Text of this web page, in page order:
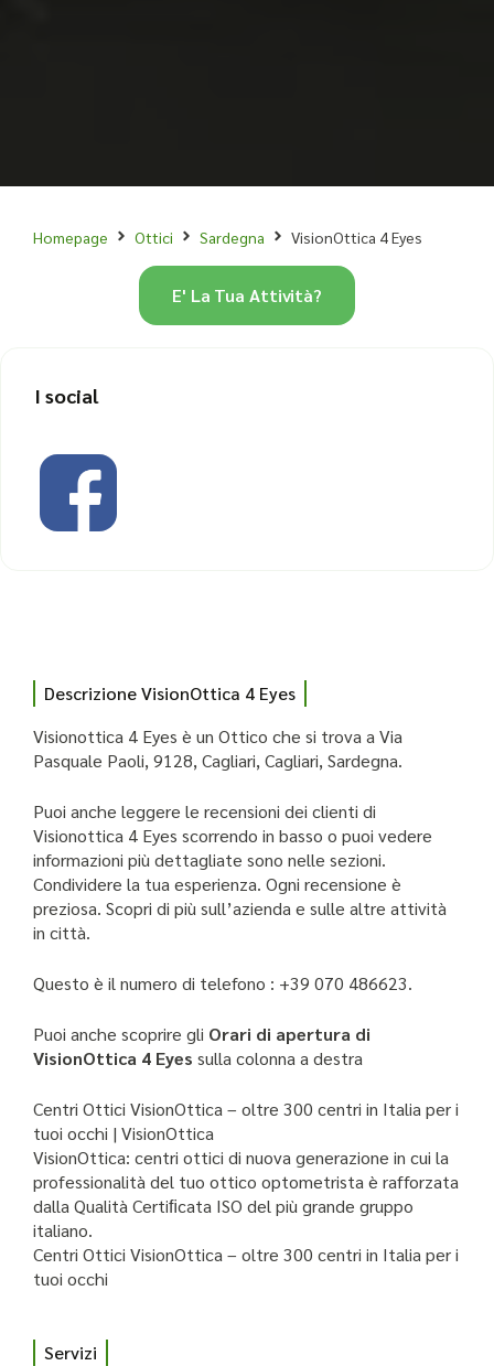
Homepage Ottici Sardegna VisionOttica 4 Eyes
Descrizione VisionOttica 4 Eyes
Visionottica 4 Eyes è un Ottico che si trova a Via
Pasquale Paoli, 9128, Cagliari, Cagliari, Sardegna.
Puoi anche leggere le recensioni dei clienti di
Visionottica 4 Eyes scorrendo in basso o puoi vedere
informazioni più dettagliate sono nelle sezioni.
Condividere la tua esperienza. Ogni recensione è
preziosa. Scopri di più sull’azienda e sulle altre attività
in città.
Questo è il numero di telefono : +39 070 486623.
Puoi anche scoprire gli Orari di apertura di
VisionOttica 4 Eyes sulla colonna a destra
Centri Ottici VisionOttica – oltre 300 centri in Italia per i
tuoi occhi | VisionOttica
VisionOttica: centri ottici di nuova generazione in cui la
professionalità del tuo ottico optometrista è rafforzata
dalla Qualità Certiﬁcata ISO del più grande gruppo
italiano.
Centri Ottici VisionOttica – oltre 300 centri in Italia per i
tuoi occhi
Servizi
E' La Tua Attività?
I social